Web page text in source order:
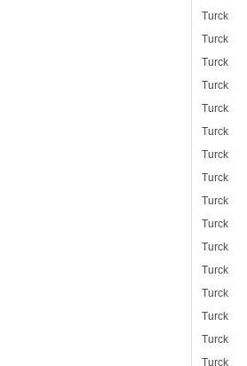
Turck
Turck
Turck
Turck
Turck
Turck
Turck
Turck
Turck
Turck
Turck
Turck
Turck
Turck
Turck
Turck